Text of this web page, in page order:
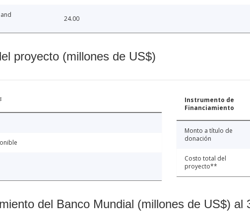
24.00
proyecto (millones de US$)
Instrumento de
Financiamiento
Monto a título de
donación
Costo total del
proyecto**
del Banco Mundial (millones de US$) al